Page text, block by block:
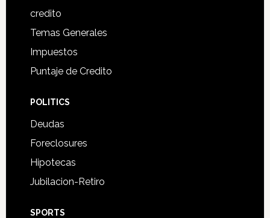
credito
Temas Generales
Impuestos
Puntaje de Credito
POLITICS
Deudas
Foreclosures
Hipotecas
Jubilacion-Retiro
SPORTS